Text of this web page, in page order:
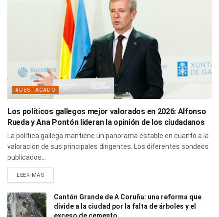
#DESTACADO
Los políticos gallegos mejor valorados en 2026: Alfonso
Rueda y Ana Pontón lideran la opinión de los ciudadanos
La política gallega mantiene un panorama estable en cuanto a la
valoración de sus principales dirigentes. Los diferentes sondeos
publicados...
LEER MÁS
Cantón Grande de A Coruña: una reforma que
divide a la ciudad por la falta de árboles y el
exceso de cemento